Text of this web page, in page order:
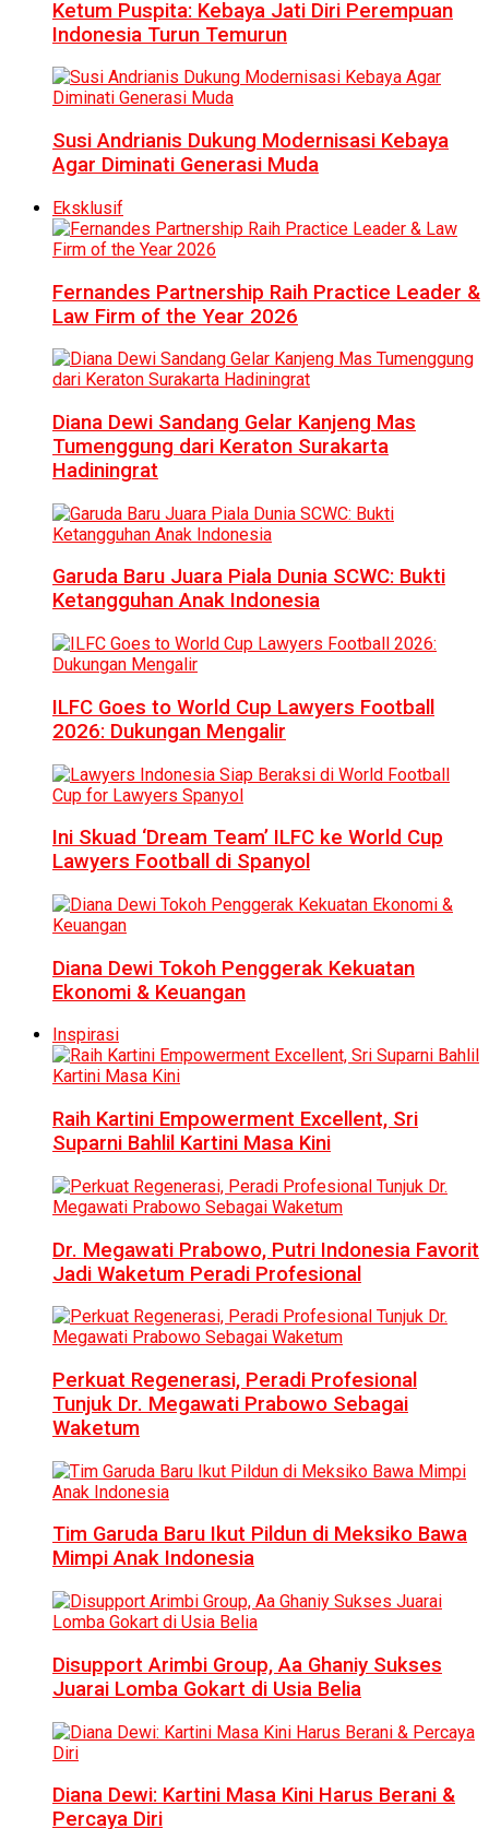
Ketum Puspita: Kebaya Jati Diri Perempuan
Indonesia Turun Temurun
Susi Andrianis Dukung Modernisasi Kebaya
Agar Diminati Generasi Muda
Eksklusif
Fernandes Partnership Raih Practice Leader &
Law Firm of the Year 2026
Diana Dewi Sandang Gelar Kanjeng Mas
Tumenggung dari Keraton Surakarta
Hadiningrat
Garuda Baru Juara Piala Dunia SCWC: Bukti
Ketangguhan Anak Indonesia
ILFC Goes to World Cup Lawyers Football
2026: Dukungan Mengalir
Ini Skuad ‘Dream Team’ ILFC ke World Cup
Lawyers Football di Spanyol
Diana Dewi Tokoh Penggerak Kekuatan
Ekonomi & Keuangan
Inspirasi
Raih Kartini Empowerment Excellent, Sri
Suparni Bahlil Kartini Masa Kini
Dr. Megawati Prabowo, Putri Indonesia Favorit
Jadi Waketum Peradi Profesional
Perkuat Regenerasi, Peradi Profesional
Tunjuk Dr. Megawati Prabowo Sebagai
Waketum
Tim Garuda Baru Ikut Pildun di Meksiko Bawa
Mimpi Anak Indonesia
Disupport Arimbi Group, Aa Ghaniy Sukses
Juarai Lomba Gokart di Usia Belia
Diana Dewi: Kartini Masa Kini Harus Berani &
Percaya Diri